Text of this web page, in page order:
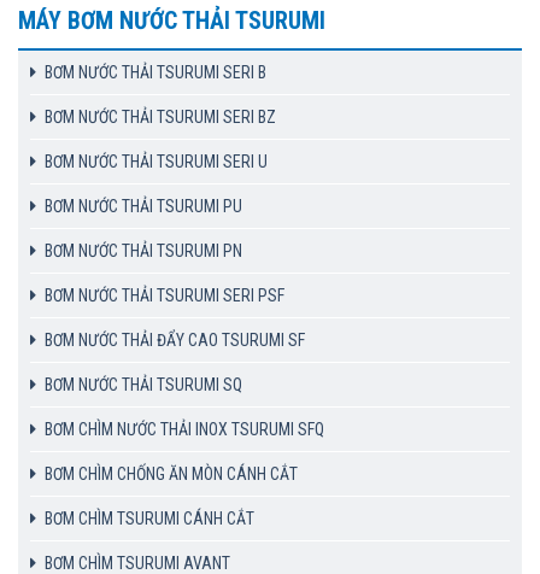
MÁY BƠM NƯỚC THẢI TSURUMI
BƠM NƯỚC THẢI TSURUMI SERI B
BƠM NƯỚC THẢI TSURUMI SERI BZ
BƠM NƯỚC THẢI TSURUMI SERI U
BƠM NƯỚC THẢI TSURUMI PU
BƠM NƯỚC THẢI TSURUMI PN
BƠM NƯỚC THẢI TSURUMI SERI PSF
BƠM NƯỚC THẢI ĐẨY CAO TSURUMI SF
BƠM NƯỚC THẢI TSURUMI SQ
BƠM CHÌM NƯỚC THẢI INOX TSURUMI SFQ
BƠM CHÌM CHỐNG ĂN MÒN CÁNH CẮT
BƠM CHÌM TSURUMI CÁNH CẮT
BƠM CHÌM TSURUMI AVANT